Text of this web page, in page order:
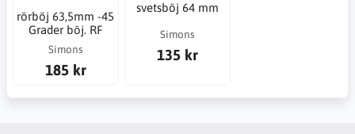
rörböj 63,5mm -45
Grader böj. RF
Simons
185 kr
svetsböj 64 mm
Simons
135 kr